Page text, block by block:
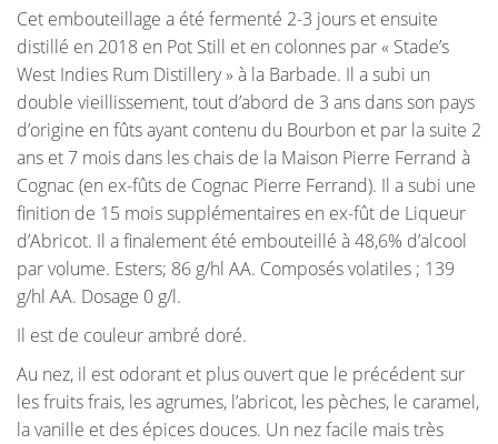
Cet embouteillage a été fermenté 2-3 jours et ensuite
distillé en 2018 en Pot Still et en colonnes par « Stade’s
West Indies Rum Distillery » à la Barbade. Il a subi un
double vieillissement, tout d’abord de 3 ans dans son pays
d’origine en fûts ayant contenu du Bourbon et par la suite 2
ans et 7 mois dans les chais de la Maison Pierre Ferrand à
Cognac (en ex-fûts de Cognac Pierre Ferrand). Il a subi une
finition de 15 mois supplémentaires en ex-fût de Liqueur
d’Abricot. Il a finalement été embouteillé à 48,6% d’alcool
par volume. Esters; 86 g/hl AA. Composés volatiles ; 139
g/hl AA. Dosage 0 g/l.
Il est de couleur ambré doré.
Au nez, il est odorant et plus ouvert que le précédent sur
les fruits frais, les agrumes, l’abricot, les pèches, le caramel,
la vanille et des épices douces. Un nez facile mais très